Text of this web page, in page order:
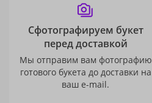
Сфотографируем букет
перед доставкой
Мы отправим вам фотографию
готового букета до доставки на
ваш e-mail.